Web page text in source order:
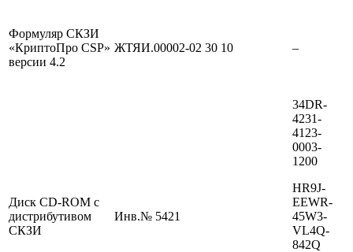
Формуляр СКЗИ
«КриптоПро CSP»
версии 4.2
ЖТЯИ.00002-02 30 10 –
Диск CD-ROM с
дистрибутивом
СКЗИ
Инв.№ 5421
34DR-
4231-
4123-
0003-
1200
HR9J-
EEWR-
45W3-
VL4Q-
842Q